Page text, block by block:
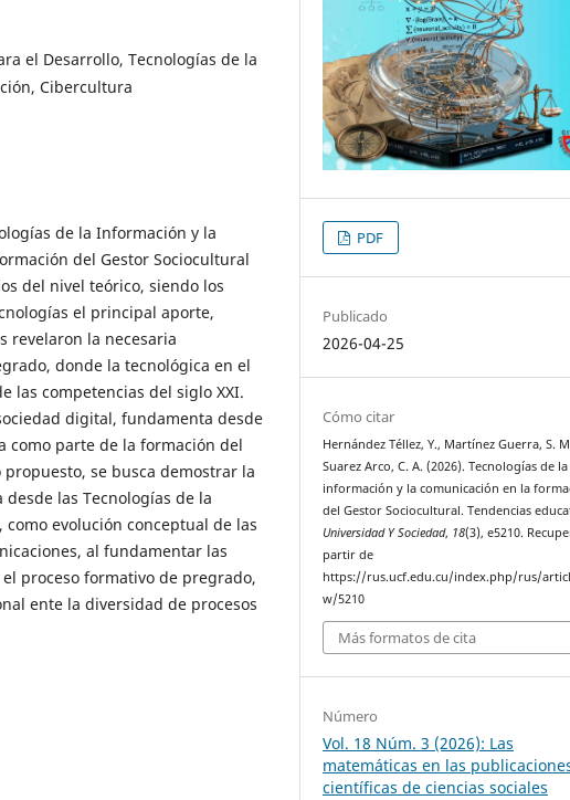
el Desarrollo, Tecnologías de la
Cibercultura
de la Información y la
del Gestor Sociocultural
del nivel teórico, siendo los
el principal aporte,
revelaron la necesaria
donde la tecnológica en el
las competencias del siglo XXI.
digital, fundamenta desde
como parte de la formación del
se busca demostrar la
las Tecnologías de la
evolución conceptual de las
al fundamentar las
proceso formativo de pregrado,
ente la diversidad de procesos
PDF
Publicado
2026-04-25
Cómo citar
Hernández Téllez, Y., Martínez Guerra, S.
Suarez Arco, C. A. (2026). Tecnologías de la
información y la comunicación en la
del Gestor Sociocultural. Tendencias
Universidad Y Sociedad, 18(3), e5210.
partir de
https://rus.ucf.edu.cu/index.php/rus/
w/5210
Más formatos de cita
Número
Vol. 18 Núm. 3 (2026): Las
matemáticas en las
científicas de ciencias sociales